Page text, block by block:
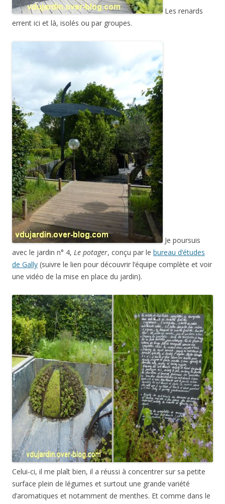
Les renards
errent ici et là, isolés ou par groupes.
Je poursuis
avec le jardin n° 4, Le potager, conçu par le bureau d’études
de Gally (suivre le lien pour découvrir l’équipe complète et voir
une vidéo de la mise en place du jardin).
Celui-ci, il me plaît bien, il a réussi à concentrer sur sa petite
surface plein de légumes et surtout une grande variété
d’aromatiques et notamment de menthes. Et comme dans le